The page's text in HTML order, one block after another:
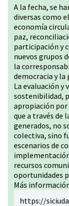
A la fecha, se
diversas como
economía
paz,
participación y
nuevos grupos
la
democracia y la
La evaluación y
sostenibilidad,
apropiación
que a través de
generados, no
colectiva, sino
escenarios de
recursos
oportunidades
Más
https://